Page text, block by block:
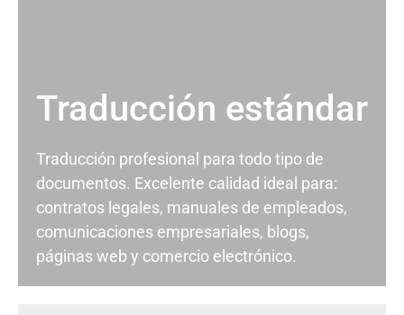
Traducción estándar
Traducción profesional para todo tipo de
documentos. Excelente calidad ideal para:
contratos legales, manuales de empleados,
comunicaciones empresariales, blogs,
páginas web y comercio electrónico.